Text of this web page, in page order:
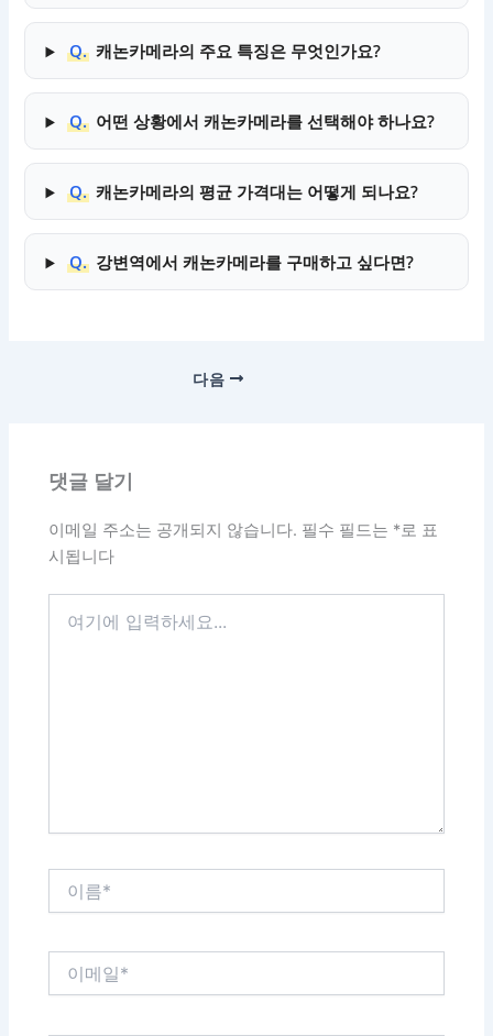
Q. 캐논카메라의 주요 특징은 무엇인가요?
Q. 어떤 상황에서 캐논카메라를 선택해야 하나요?
Q. 캐논카메라의 평균 가격대는 어떻게 되나요?
Q. 강변역에서 캐논카메라를 구매하고 싶다면?
다음
댓글 달기
이메일 주소는 공개되지 않습니다. 필수 필드는 *로 표
시됩니다